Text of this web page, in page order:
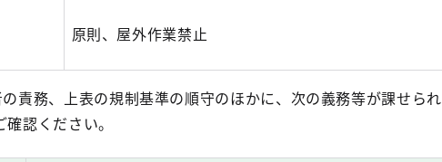
原則、屋外作業禁止
務、上表の規制基準の順守のほかに、次の義務等が課せられ
認ください。